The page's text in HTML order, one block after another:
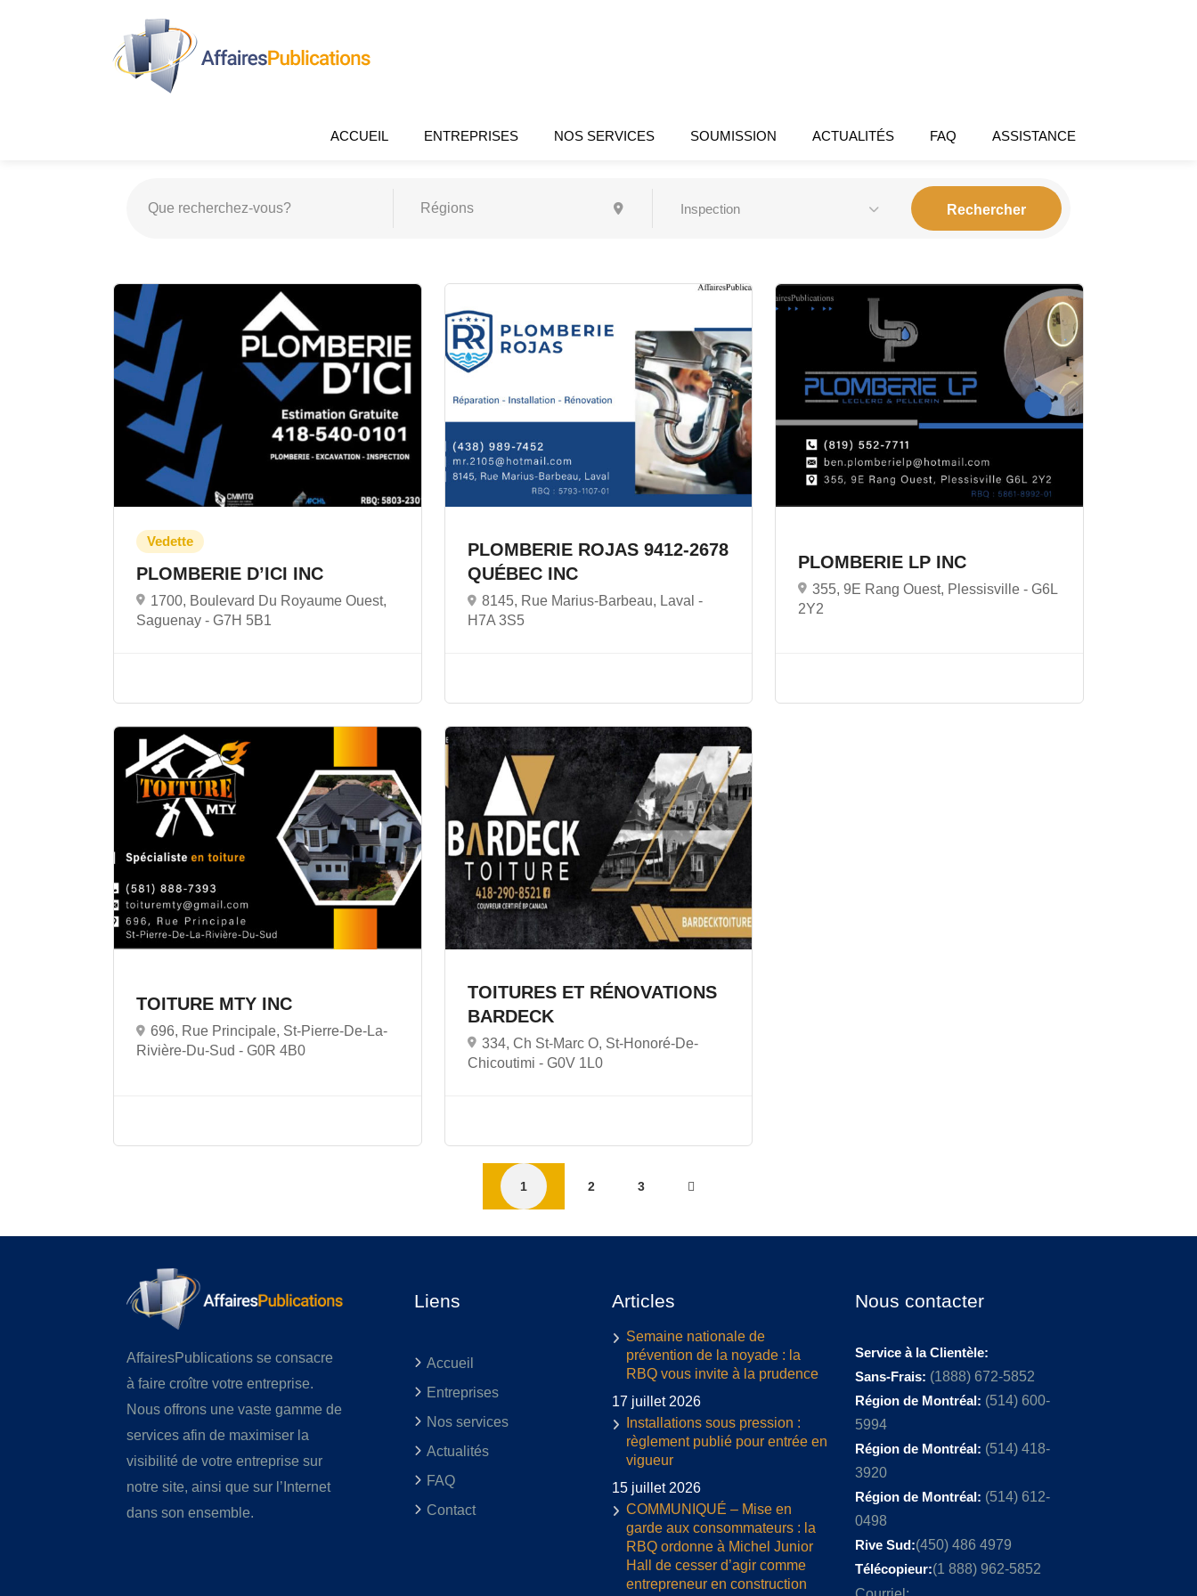
ACCUEIL ENTREPRISES NOS SERVICES SOUMISSION ACTUALITÉS FAQ ASSISTANCE
Inspection
PLOMBERIE D’ICI INC
1700, Boulevard Du Royaume Ouest,
Saguenay - G7H 5B1
PLOMBERIE ROJAS 9412-2678
QUÉBEC INC
8145, Rue Marius-Barbeau, Laval -
H7A 3S5
PLOMBERIE LP INC
355, 9E Rang Ouest, Plessisville -G6L
2Y2
TOITURE MTY INC
696, Rue Principale, St-Pierre-De-La-
Rivière-Du-Sud - G0R 4B0
TOITURES ET RÉNOVATIONS
BARDECK
334, Ch St-Marc O, St-Honoré-De-
Chicoutimi - G0V 1L0
1 2 3
AffairesPublications se consacre
à faire croître votre entreprise.
Nous offrons une vaste gamme de
services afin de maximiser la
visibilité de votre entreprise sur
notre site, ainsi que sur l’Internet
dans son ensemble.
Liens
Accueil
Entreprises
Nos services
Actualités
FAQ
Contact
Articles
Semaine nationale de
prévention de la noyade : la
RBQ vous invite à la prudence
17 juillet 2026
Installations sous pression :
règlement publié pour entrée en
vigueur
15 juillet 2026
COMMUNIQUÉ – Mise en
garde aux consommateurs : la
RBQ ordonne à Michel Junior
Hall de cesser d’agir comme
entrepreneur en construction
Nous contacter
Service à la Clientèle:
Sans-Frais: (1888) 672-5852
Région de Montréal: (514) 600-
5994
Région de Montréal: (514) 418-
3920
Région de Montréal: (514) 612-
0498
Rive Sud:(450) 486 4979
Télécopieur:(1 888) 962-5852